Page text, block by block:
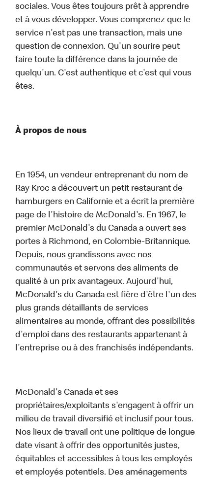
sociales. Vous êtes toujours prêt à apprendre
et à vous développer. Vous comprenez que le
service n'est pas une transaction, mais une
question de connexion. Qu'un sourire peut
faire toute la différence dans la journée de
quelqu'un. C'est authentique et c'est qui vous
êtes.
À propos de nous
En 1954, un vendeur entreprenant du nom de
Ray Kroc a découvert un petit restaurant de
hamburgers en Californie et a écrit la première
page de l'histoire de McDonald's. En 1967, le
premier McDonald's du Canada a ouvert ses
portes à Richmond, en Colombie-Britannique.
Depuis, nous grandissons avec nos
communautés et servons des aliments de
qualité à un prix avantageux. Aujourd'hui,
McDonald's du Canada est fière d'être l'un des
plus grands détaillants de services
alimentaires au monde, offrant des possibilités
d'emploi dans des restaurants appartenant à
l'entreprise ou à des franchisés indépendants.
McDonald's Canada et ses
propriétaires/exploitants s'engagent à offrir un
milieu de travail diversifié et inclusif pour tous.
Nos lieux de travail ont une politique de longue
date visant à offrir des opportunités justes,
équitables et accessibles à tous les employés
et employés potentiels. Des aménagements